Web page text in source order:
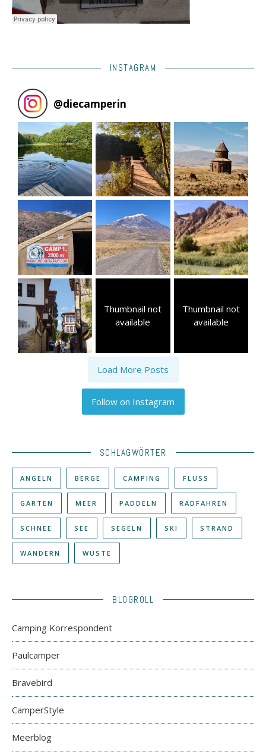
INSTAGRAM
@diecamperin
Thumbnail not
available
Thumbnail not
available
Load More Posts
Follow on Instagram
SCHLAGWÖRTER
ANGELN BERGE CAMPING FLUSS
GÄRTEN MEER PADDELN RADFAHREN
SCHNEE SEE SEGELN SKI STRAND
WANDERN WÜSTE
BLOGROLL
Camping Korrespondent
Paulcamper
Bravebird
CamperStyle
Meerblog